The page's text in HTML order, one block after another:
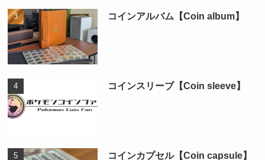
コインアルバム【Coin album】
コインスリーブ【Coin sleeve】
コインカプセル【Coin capsule】